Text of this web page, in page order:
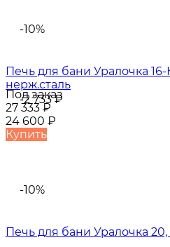
-10%
-2 733₽
Печь для бани Уралочка
нерж.сталь
Под заказ
27 333₽
24 600 ₽
Купить
-10%
Печь для бани Уралочка 20,